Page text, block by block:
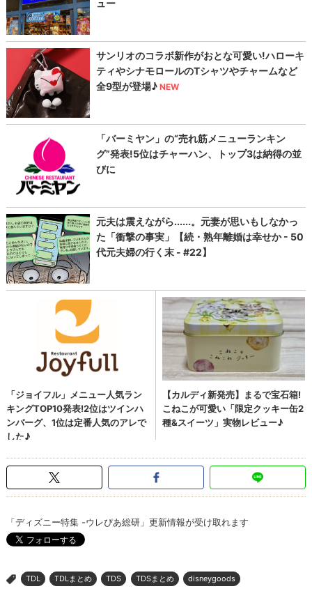
「ディズニー特集 -ウレぴあ総研」更新情報が受け取れます
> TDL TDLまとめ TDS TDSまとめ disneygoods